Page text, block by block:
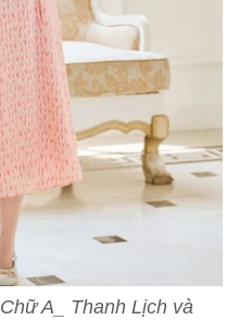
A_ Thanh Lịch và